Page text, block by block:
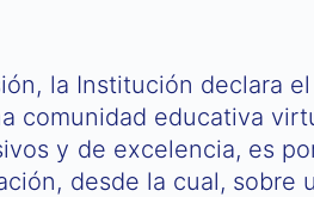
la Institución declara el
comunidad educativa
y de excelencia, es
desde la cual, sobre